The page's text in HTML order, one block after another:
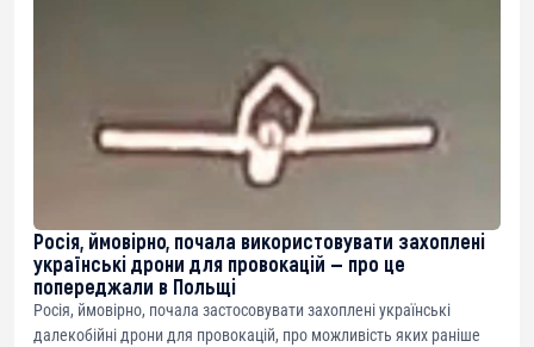
Росія, ймовірно, почала використовувати захоплені
українські дрони для провокацій — про це
попереджали в Польщі
Росія, ймовірно, почала застосовувати захоплені українські
далекобійні дрони для провокацій, про можливість яких раніше